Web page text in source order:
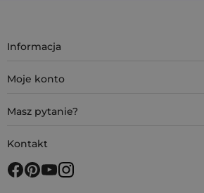
Informacja
Moje konto
Masz pytanie?
Kontakt